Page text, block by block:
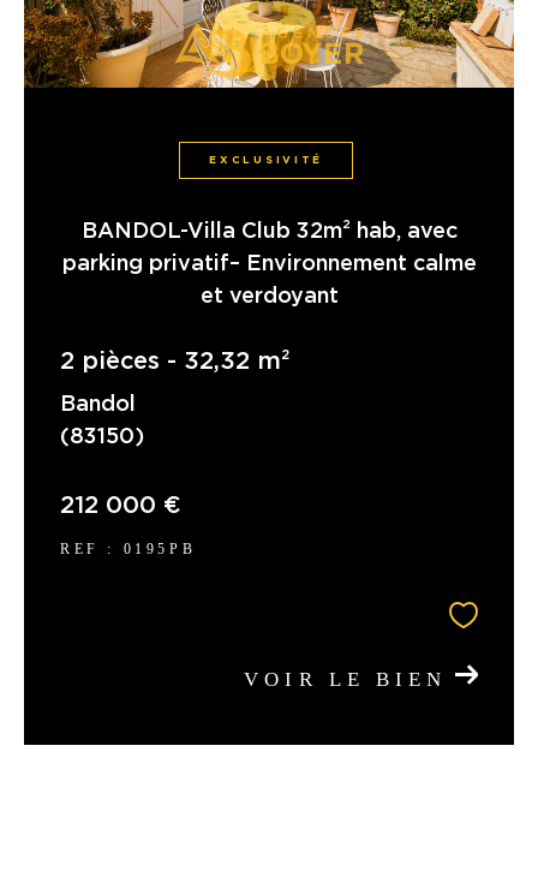
EXCLUSIVITÉ
BANDOL-Villa Club 32m² hab, avec
parking privatif– Environnement calme
et verdoyant
2 pièces - 32,32 m²
Bandol
(83150)
212 000 €
REF : 0195PB
VOIR LE BIEN